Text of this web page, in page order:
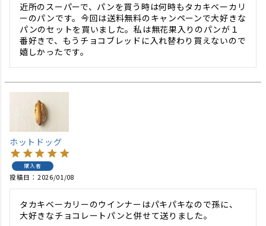
近所のスーパーで、パンを買う時は何時もタカキベーカリ
ーのパンです。今回は送料無料のキャンペーンで大好きな
パンのセットを買いました。私は無花果入りのパンが１
番好きで、もうチョコブレッドに入れ替わり買えないので
嬉しかったです。
ホットドッグ
購入者
投稿日 2026/01/08
タカキベーカリーのウインナーはパキパキなので孫に、
大好きなチョコレートパンと併せて送りました。